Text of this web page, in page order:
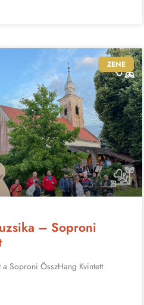
ZENE
– Soproni
a Soproni ÖsszHang Kvintett